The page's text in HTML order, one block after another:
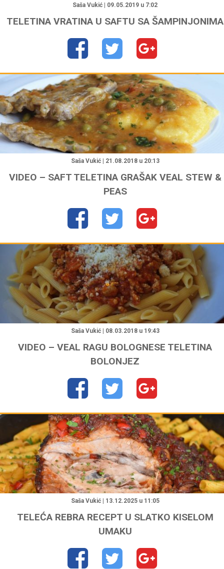
Saša Vukić | 09.05.2019 u 7:02
TELETINA VRATINA U SAFTU SA ŠAMPINJONIMA
"
Saša Vukić | 21.08.2018 u 20:13
VIDEO – SAFT TELETINA GRAŠAK VEAL STEW &
PEAS
"
Saša Vukić | 08.03.2018 u 19:43
VIDEO – VEAL RAGU BOLOGNESE TELETINA
BOLONJEZ
"
Saša Vukić | 13.12.2025 u 11:05
TELEĆA REBRA RECEPT U SLATKO KISELOM
UMAKU